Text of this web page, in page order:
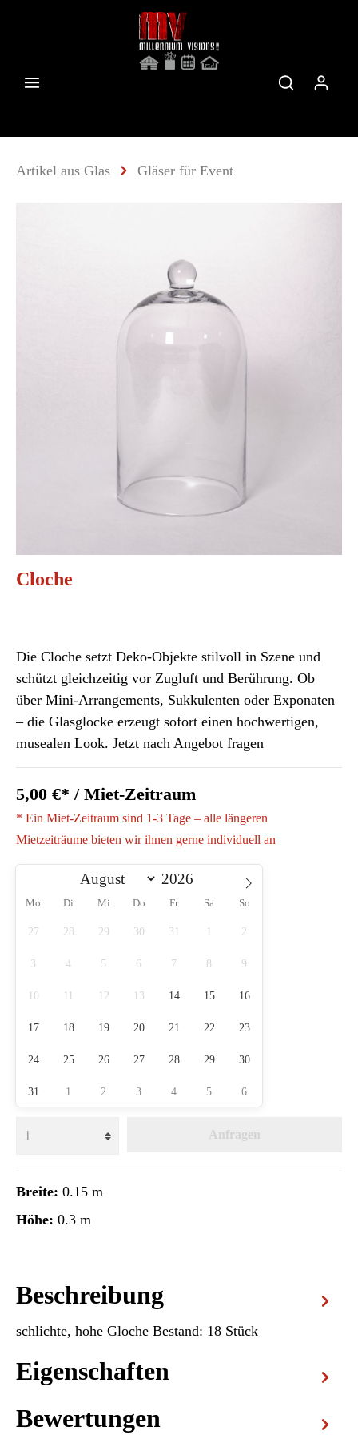
Artikel aus Glas Gläser für Event
Cloche
Die Cloche setzt Deko-Objekte stilvoll in Szene und
schützt gleichzeitig vor Zugluft und Berührung. Ob
über Mini-Arrangements, Sukkulenten oder Exponaten
– die Glasglocke erzeugt sofort einen hochwertigen,
musealen Look. Jetzt nach Angebot fragen
5,00 €* / Miet-Zeitraum
* Ein Miet-Zeitraum sind 1-3 Tage – alle längeren
Mietzeiträume bieten wir ihnen gerne individuell an
Mo Di Mi Do Fr Sa So
27 28 29 30 31 2
3 4 5 6 7 8 9
10 12 13 14 15 16
17 18 19 20 21 22 23
24 25 26 27 28 29 30
31 1 2 3 4 5 6
Anfragen
Breite: 0.15 m
Höhe: 0.3 m
Beschreibung
schlichte, hohe Gloche Bestand: 18 Stück
Eigenschaften
Bewertungen